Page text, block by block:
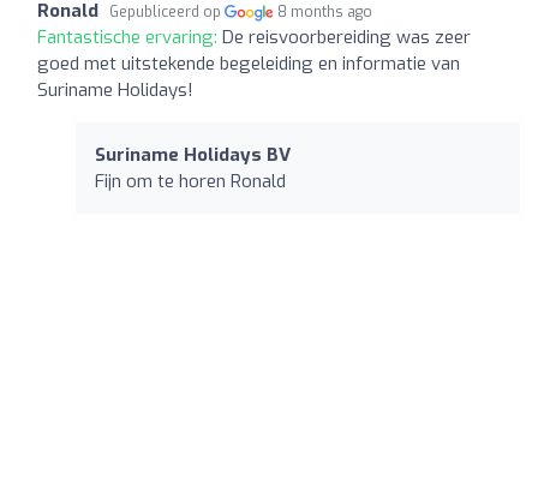
Ronald Gepubliceerd op 8 months ago
Fantastische ervaring: De reisvoorbereiding was zeer
goed met uitstekende begeleiding en informatie van
Suriname Holidays!
Suriname Holidays BV
Fijn om te horen Ronald